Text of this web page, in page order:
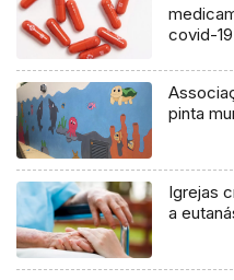
covid-19
pinta
Igrejas
a